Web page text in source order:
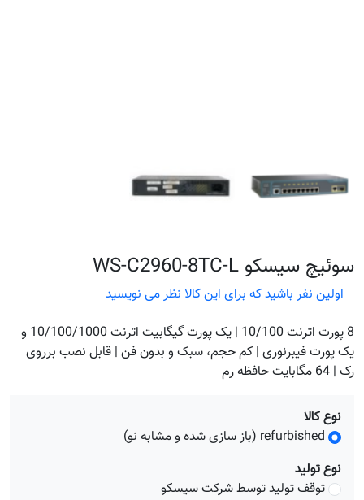
سوئیچ سیسکو WS-C2960-8TC-L
اولین نفر باشید که برای این کالا نظر می نویسید
8 پورت اترنت 10/100 | یک پورت گیگابیت اترنت 10/100/1000 و
یک پورت فیبرنوری | کم حجم، سبک و بدون فن | قابل نصب برروی
رک | 64 مگابایت حافظه رم
نوع کالا
refurbished (باز سازی شده و مشابه نو)
نوع تولید
توقف تولید توسط شرکت سیسکو